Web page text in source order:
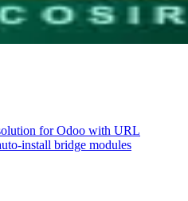
for Odoo with URL
install bridge modules